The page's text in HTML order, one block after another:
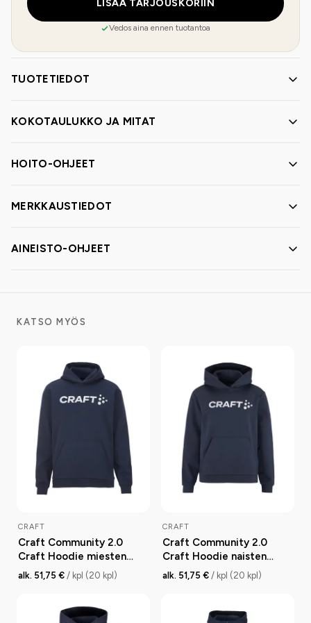
LISÄÄ TARJOUSKORIIN
Vedos aina ennen tuotantoa
TUOTETIEDOT
KOKOTAULUKKO JA MITAT
HOITO-OHJEET
MERKKAUSTIEDOT
AINEISTO-OHJEET
KATSO MYÖS
CRAFT
Craft Community 2.0
Craft Hoodie miesten
huppari
alk. 51,75 € / kpl (20 kpl)
CRAFT
Craft Community 2.0
Craft Hoodie naisten
huppari
alk. 51,75 € / kpl (20 kpl)